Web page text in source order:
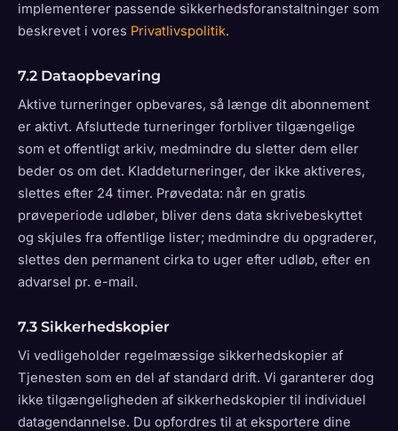
implementerer passende sikkerhedsforanstaltninger som
beskrevet i vores Privatlivspolitik.
7.2 Dataopbevaring
Aktive turneringer opbevares, så længe dit abonnement
er aktivt. Afsluttede turneringer forbliver tilgængelige
som et offentligt arkiv, medmindre du sletter dem eller
beder os om det. Kladdeturneringer, der ikke aktiveres,
slettes efter 24 timer. Prøvedata: når en gratis
prøveperiode udløber, bliver dens data skrivebeskyttet
og skjules fra offentlige lister; medmindre du opgraderer,
slettes den permanent cirka to uger efter udløb, efter en
advarsel pr. e-mail.
7.3 Sikkerhedskopier
Vi vedligeholder regelmæssige sikkerhedskopier af
Tjenesten som en del af standard drift. Vi garanterer dog
ikke tilgængeligheden af sikkerhedskopier til individuel
datagendannelse. Du opfordres til at eksportere dine